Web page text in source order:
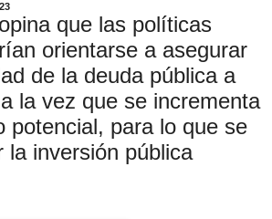
que las políticas
orientarse a asegurar
de la deuda pública a
la vez que se incrementa
potencial, para lo que se
la inversión pública